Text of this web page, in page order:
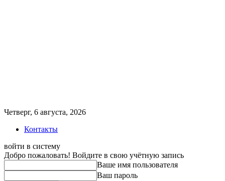
Четверг, 6 августа, 2026
Контакты
войти в систему
Добро пожаловать! Войдите в свою учётную запись
Ваше имя пользователя
Ваш пароль